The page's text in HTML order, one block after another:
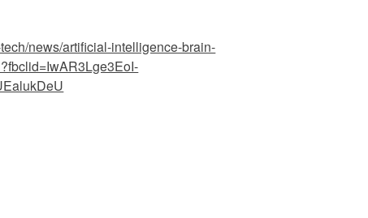
news/artificial-intelligence-brain-